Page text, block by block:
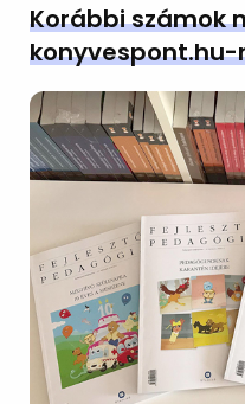
Korábbi számok
konyvespont.hu-